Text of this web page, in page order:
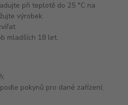
při teplotě do 25 °C na
výrobek
mladších 18 let.
pokynů pro dané zařízení;